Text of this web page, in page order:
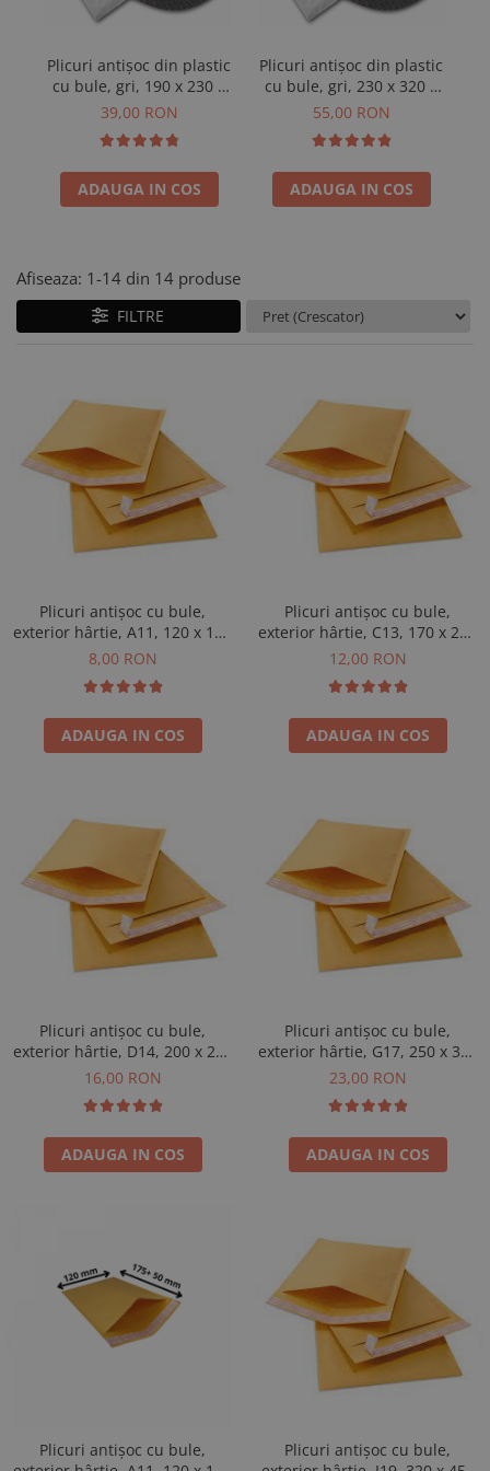
Plicuri antișoc din plastic
cu bule, gri, 190 x 230 +
50 mm, 50 buc
39,00 RON
ADAUGA IN COS
Plicuri antișoc din plastic
cu bule, gri, 230 x 320 +
50 mm, 50 buc
55,00 RON
ADAUGA IN COS
Afiseaza: 1-14 din 14 produse
FILTRE
Plicuri antișoc cu bule,
exterior hârtie, A11, 120 x 175
+ 50 mm, 20 buc
8,00 RON
ADAUGA IN COS
Plicuri antișoc cu bule,
exterior hârtie, C13, 170 x 225
+ 50 mm, 20 buc
12,00 RON
ADAUGA IN COS
Plicuri antișoc cu bule,
exterior hârtie, D14, 200 x 275
+ 50 mm, 20 buc
16,00 RON
ADAUGA IN COS
Plicuri antișoc cu bule,
exterior hârtie, G17, 250 x 350
+ 50 mm, 20 buc
23,00 RON
ADAUGA IN COS
Plicuri antișoc cu bule,
Plicuri antișoc cu bule,